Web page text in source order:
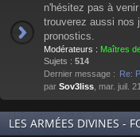
n'hésitez pas à
trouverez aussi nos
pronostics.
Modérateurs : Maîtres
Sujets : 514
Dernier message : Re:
par Sov3liss , mar. juil.
LES ARMÉES DIVINES -